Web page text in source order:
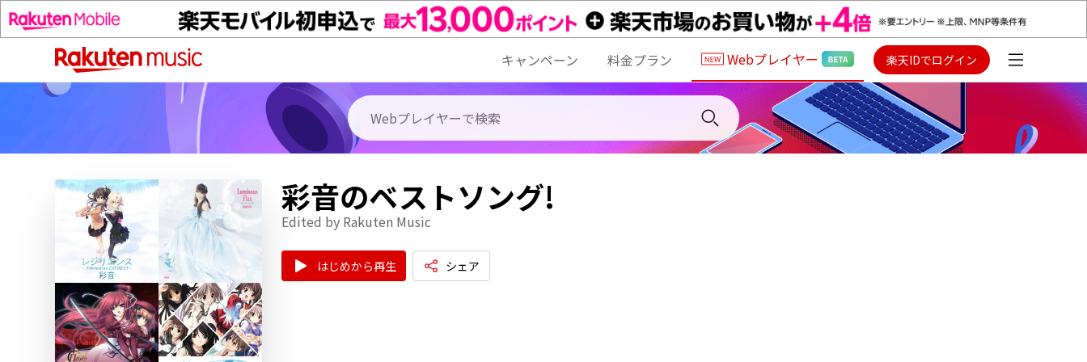
キャンペーン 料金プラン Webプレイヤー 楽天IDでログイン
彩音のベストソング!
Edited by Rakuten Music
はじめから再生 シェア